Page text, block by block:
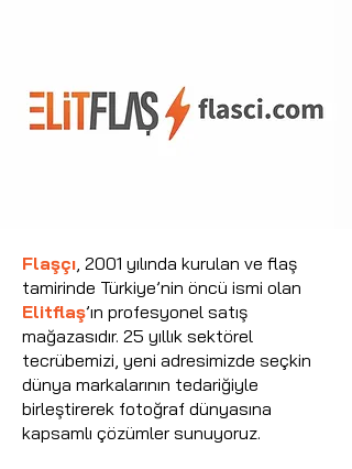
Flaşçı, 2001 yılında kurulan ve flaş
tamirinde Türkiye’nin öncü ismi olan
Elitflaş’ın profesyonel satış
mağazasıdır. 25 yıllık sektörel
tecrübemizi, yeni adresimizde seçkin
dünya markalarının tedariğiyle
birleştirerek fotoğraf dünyasına
kapsamlı çözümler sunuyoruz.